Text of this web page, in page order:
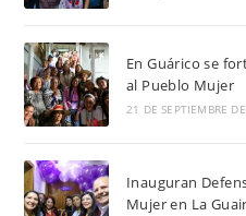
En Guárico se
al Pueblo Mujer
21 DE SEPTIEMBRE
Inauguran
Mujer en La